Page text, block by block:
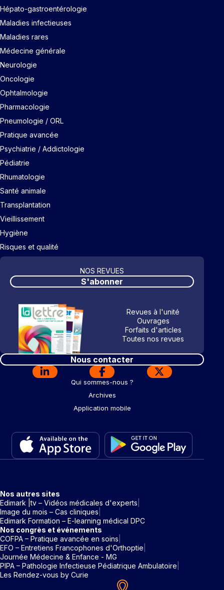
Hépato-gastroentérologie
Maladies infectieuses
Maladies rares
Médecine générale
Neurologie
Oncologie
Ophtalmologie
Pharmacologie
Pneumologie / ORL
Pratique avancée
Psychiatrie / Addictologie
Pédiatrie
Rhumatologie
Santé animale
Transplantation
Vieillissement
Hygiène
Risques et qualité
NOS REVUES
S'abonner
Revues à l'unité
Ouvrages
Forfaits d'articles
Toutes nos revues
Nous contacter
Qui sommes-nous ?
Archives
Application mobile
Nos autres sites
Edimark |tv – Vidéos médicales d'experts
Image du mois – Cas cliniques
Edimark Formation – E-learning médical DPC
Nos congrès et événements
COFPA – Pratique avancée en soins
EFO – Entretiens Francophones d'Orthoptie
Journée Médecine & Enfance - MG
PIPA – Pathologie Infectieuse Pédiatrique Ambulatoire
Les Rendez-vous by Curie